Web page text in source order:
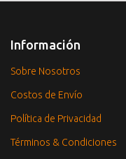
Información
Sobre Nosotros
Costos de Envío
Política de Privacidad
Términos & Condiciones